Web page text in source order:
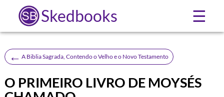
Skedbooks ☰
← A Biblia Sagrada, Contendo o Velho e o Novo Testamento
O PRIMEIRO LIVRO DE MOYSÉS